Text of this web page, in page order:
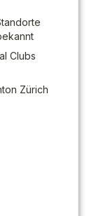
Clubs
Zürich